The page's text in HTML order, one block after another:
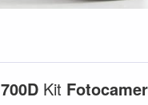
700DKit